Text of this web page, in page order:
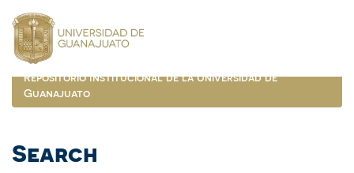
navigation
Repositorio Institucional de la Universidad de
Guanajuato
Search